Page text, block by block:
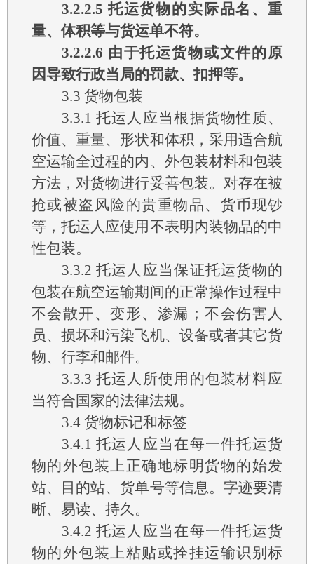
3.2.2.5托运货物的实际品名、重
量、体积等与货运单不符。
3.2.2.6 由于托运货物或文件的原
因导致行政当局的罚款、扣押等。
3.3 货物包装
3.3.1 托运人应当根据货物性质、
价值、重量、形状和体积，采用适合航
空运输全过程的内、外包装材料和包装
方法，对货物进行妥善包装。对存在被
抢或被盗风险的贵重物品、货币现钞
等，托运人应使用不表明内装物品的中
性包装。
3.3.2 托运人应当保证托运货物的
包装在航空运输期间的正常操作过程中
不会散开、变形、渗漏；不会伤害人
员、损坏和污染飞机、设备或者其它货
物、行李和邮件。
3.3.3 托运人所使用的包装材料应
当符合国家的法律法规。
3.4 货物标记和标签
3.4.1 托运人应当在每一件托运货
物的外包装上正确地标明货物的始发
站、目的站、货单号等信息。字迹要清
晰、易读、持久。
3.4.2 托运人应当在每一件托运货
物的外包装上粘贴或拴挂运输识别标